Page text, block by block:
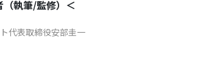
執筆/監修）＜
代表取締役安部圭一